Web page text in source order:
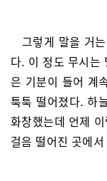
그렇게 말을 거
다. 이 정도 무시는
은 기분이 들어 계
툭툭 떨어졌다. 하
화창했는데 언제
걸음 떨어진 곳에